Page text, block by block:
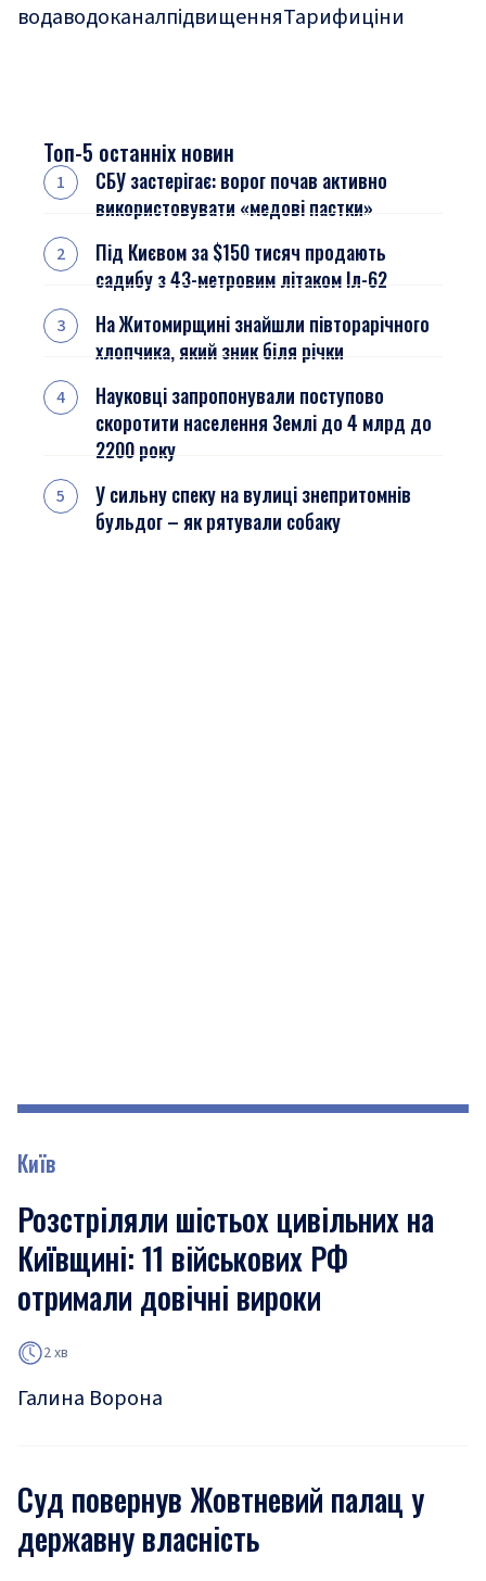
водаводоканалпідвищенняТарифиціни
Топ-5 останніх новин
СБУ застерігає: ворог почав активно
використовувати «медові пастки»
Під Києвом за $150 тисяч продають
садибу з 43-метровим літаком Іл-62
На Житомирщині знайшли півторарічного
хлопчика, який зник біля річки
Науковці запропонували поступово
скоротити населення Землі до 4 млрд до
2200 року
У сильну спеку на вулиці знепритомнів
бульдог – як рятували собаку
Київ
Розстріляли шістьох цивільних на
Київщині: 11 військових РФ
отримали довічні вироки
2 хв
Галина Ворона
Суд повернув Жовтневий палац у
державну власність